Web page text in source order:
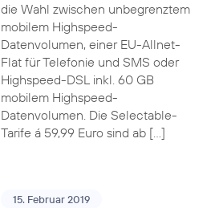
die Wahl zwischen unbegrenztem
mobilem Highspeed-
Datenvolumen, einer EU-Allnet-
Flat für Telefonie und SMS oder
Highspeed-DSL inkl. 60 GB
mobilem Highspeed-
Datenvolumen. Die Selectable-
Tarife á 59,99 Euro sind ab […]
15. Februar 2019